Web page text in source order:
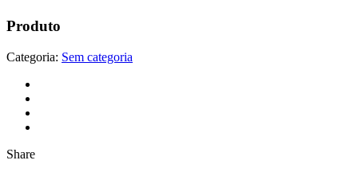
Produto
Categoria: Sem categoria
Share